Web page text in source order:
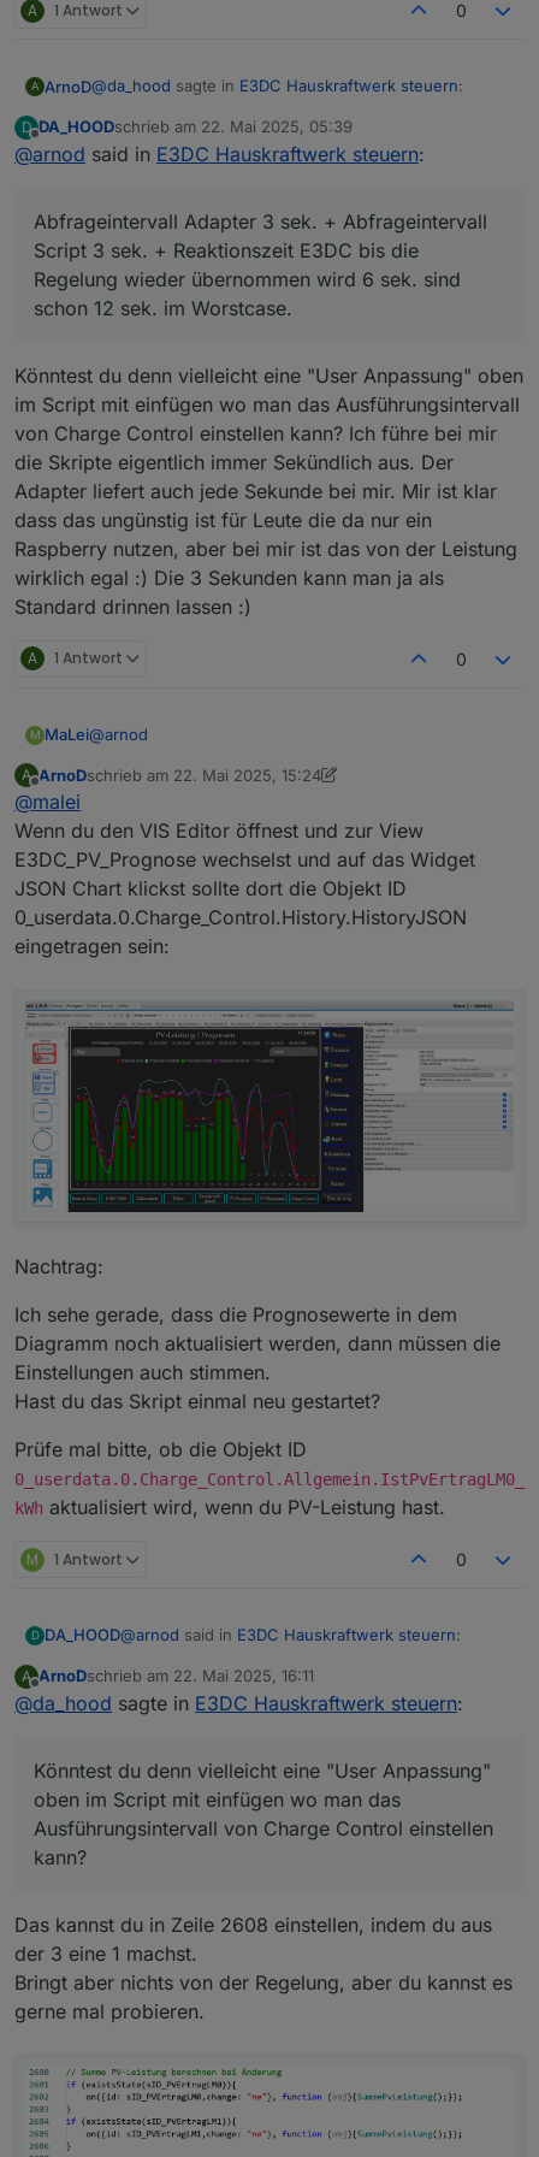
A 1 Antwort 0
A ArnoD@da_hood sagte in E3DC Hauskraftwerk steuern:
Ja klar darf er 1 Sekunde brauchen um
sein.
Abfrageintervall Adapter 3 sek. + Abfrageintervall Script
3 sek. + Reaktionszeit E3DC bis die Regelung wieder
übernommen wird 6 sek. sind schon 12 sek. im
Worstcase.
D
Offline
DA_HOODschrieb am 22. Mai 2025, 05:39
zuletzt editiert von
@arnod said in E3DC Hauskraftwerk steuern:
Abfrageintervall Adapter 3 sek. + Abfrageintervall
Script 3 sek. + Reaktionszeit E3DC bis die
Regelung wieder übernommen wird 6 sek. sind
schon 12 sek. im Worstcase.
Könntest du denn vielleicht eine "User Anpassung" oben
im Script mit einfügen wo man das Ausführungsintervall
von Charge Control einstellen kann? Ich führe bei mir
die Skripte eigentlich immer Sekündlich aus. Der
Adapter liefert auch jede Sekunde bei mir. Mir ist klar
dass das ungünstig ist für Leute die da nur ein
Raspberry nutzen, aber bei mir ist das von der Leistung
wirklich egal :) Die 3 Sekunden kann man ja als
Standard drinnen lassen :)
A 1 Antwort 0
M MaLei@arnod
Was meinst du mit Einstellungen?
A
Offline
ArnoDschrieb am 22. Mai 2025, 15:24
zuletzt editiert von ArnoD
@malei
Wenn du den VIS Editor öffnest und zur View
E3DC_PV_Prognose wechselst und auf das Widget
JSON Chart klickst sollte dort die Objekt ID
0_userdata.0.Charge_Control.History.HistoryJSON
eingetragen sein:
Nachtrag:
Ich sehe gerade, dass die Prognosewerte in dem
Diagramm noch aktualisiert werden, dann müssen die
Einstellungen auch stimmen.
Hast du das Skript einmal neu gestartet?
Prüfe mal bitte, ob die Objekt ID
0_userdata.0.Charge_Control.Allgemein.IstPvErtragLM0_
kWh aktualisiert wird, wenn du PV-Leistung hast.
M 1 Antwort 0
D DA_HOOD@arnod said in E3DC Hauskraftwerk steuern:
Abfrageintervall Adapter 3 sek. +
wird 6 sek. sind schon 12 sek. im Worstcase.
oben im Script mit einfügen wo man das
Ausführungsintervall von Charge Control einstellen
kann? Ich führe bei mir die Skripte eigentlich immer
Sekündlich aus. Der Adapter liefert auch jede
Sekunden kann man ja als Standard drinnen lassen
:)
A
Offline
ArnoDschrieb am 22. Mai 2025, 16:11
zuletzt editiert von
@da_hood sagte in E3DC Hauskraftwerk steuern:
Könntest du denn vielleicht eine "User Anpassung"
oben im Script mit einfügen wo man das
Ausführungsintervall von Charge Control einstellen
kann?
Das kannst du in Zeile 2608 einstellen, indem du aus
der 3 eine 1 machst.
Bringt aber nichts von der Regelung, aber du kannst es
gerne mal probieren.